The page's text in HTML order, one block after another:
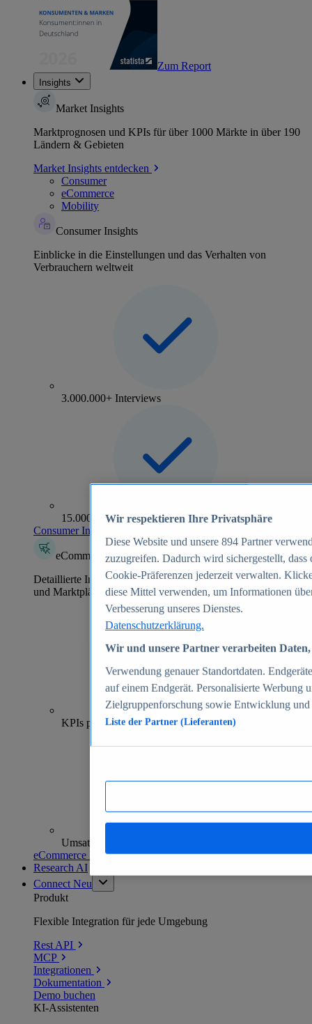
Zum Report
Insights
Market Insights
Marktprognosen und KPIs für über 1000 Märkte in über 190
Ländern & Gebieten
Market Insights entdecken
Consumer
eCommerce
Mobility
Consumer Insights
Einblicke in die Einstellungen und das Verhalten von
Verbrauchern weltweit
3.000.000+ Interviews
15.000+ Marken
Consumer Insights entdecken
eCommerce Insights
Detaillierte Informationen zu mehr als 39.000 Online-Shops
und Marktplätzen
70+
KPIs pro Shop
Umsatzanalysen und -prognosen
eCommerce Insights entdecken
Research AI
Connect Neu
Produkt
Flexible Integration für jede Umgebung
Rest API
MCP
Integrationen
Dokumentation
Demo buchen
KI-Assistenten
Wir respektieren Ihre Privatsphäre
Diese Website und unsere 894 Partner
zuzugreifen. Dadurch wird sichergestellt,
Cookie-Präferenzen jederzeit verwalten.
diese Mittel verwenden, um Informationen
Verbesserung unseres Dienstes.
Datenschutzerklärung.
Wir und unsere Partner verarbeiten
Verwendung genauer Standortdaten.
auf einem Endgerät. Personalisierte Werbung
Zielgruppenforschung sowie Entwicklung
Liste der Partner (Lieferanten)